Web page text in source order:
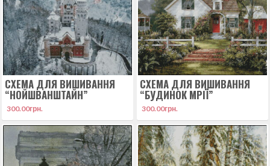
СХЕМА ДЛЯ ВИШИВАННЯ
“НОЙШВАНШТАЙН”
300.00грн.
СХЕМА ДЛЯ ВИШИВАННЯ
“БУДИНОК МРІЇ”
300.00грн.